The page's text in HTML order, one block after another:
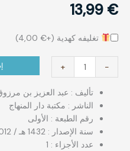
13,99 €
تغليفه كهدية (+ 4,00€
)
-
+
تأليف : عبد العزيز بن
الناشر : مكتبة دار المنهاج
رقم الطبعة : الأولى
سنة الإصدار : 1432 هـ / 2012 م
عدد الأجزاء : 1